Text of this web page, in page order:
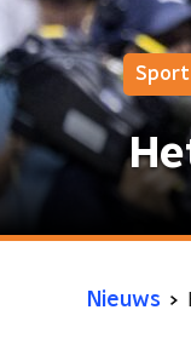
Sport
Nieuws